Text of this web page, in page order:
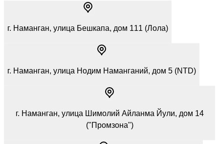
г. Наманган, улица Бешкапа, дом 111 (Лола)
г. Наманган, улица Нодим Намангaний, дом 5 (NTD)
г. Наманган, улица Шимолий Айланма Йули, дом 14
("Промзона")